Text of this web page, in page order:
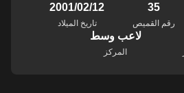
35
رقم القميص
12‏/02‏/2001
تاريخ الميلاد
لاعب وسط
المركز